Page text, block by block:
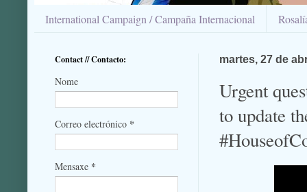
International Campaign / Campaña Internacional
martes, 27 de
Urgent
to update
Contact // Contacto:
Nome
Correo electrónico *
Mensaxe *